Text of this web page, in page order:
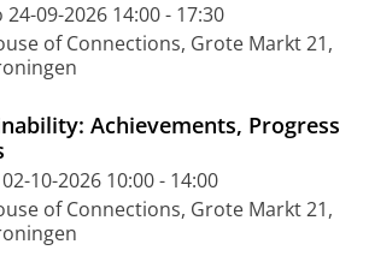
24-09-2026 14:00 - 17:30
of Connections, Grote Markt 21,
Achievements, Progress
10-2026 10:00 - 14:00
of Connections, Grote Markt 21,